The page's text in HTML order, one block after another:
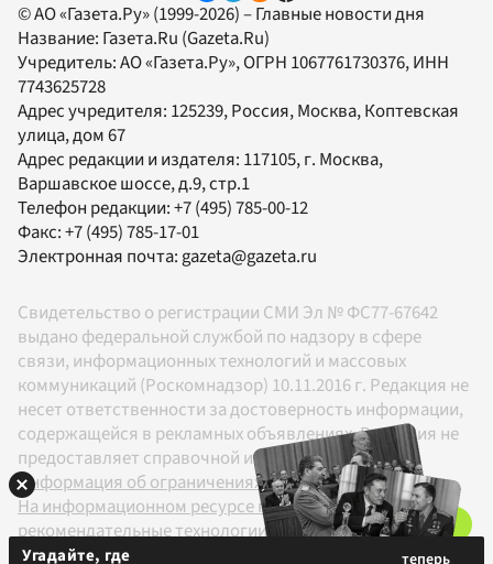
© АО «Газета.Ру» (1999-2026) – Главные новости дня
Название: Газета.Ru (Gazeta.Ru)
Учредитель:АО «Газета.Ру», ОГРН 1067761730376, ИНН
7743625728
Адрес учредителя: 125239, Россия, Москва, Коптевская
улица, дом 67
Адрес редакции и издателя: 117105, г. Москва,
Варшавское шоссе, д.9, стр.1
Телефон редакции:+7 (495) 785-00-12
Факс:+7 (495) 785-17-01
Электронная почта:gazeta@gazeta.ru
Свидетельство о регистрации СМИ Эл № ФС77-67642
выдано федеральной службой по надзору в сфере
связи, информационных технологий и массовых
коммуникаций (Роскомнадзор) 10.11.2016 г. Редакция не
несет ответственности за достоверность информации,
содержащейся в рекламных объявлениях. Редакция не
предоставляет справочной информации.
Информация об ограничениях
На информационном ресурсе применяются
рекомендательные технологии в соответствии с
Правилами
Угадайте, где